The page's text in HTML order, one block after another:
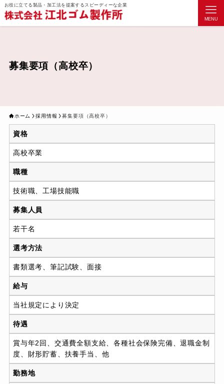
お役に立てる製品・加工法を提案するスピーディーな企業
MENU
募集要項（高校卒）
ホーム 採用情報 募集要項（高校卒）
資格
高校卒業
職種
技術職、⼯場技能職
募集人員
若⼲名
選考方法
書類選考、筆記試験、⾯接
給与
当社規定により決定
待遇
賞与年2回、交通費全額⽀給、各種社会保険完備、退職⾦制
度、財形貯蓄、扶養⼿当、他
勤務地